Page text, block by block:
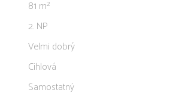
81 m²
2. NP
Velmi dobrý
Cihlová
Samostatný